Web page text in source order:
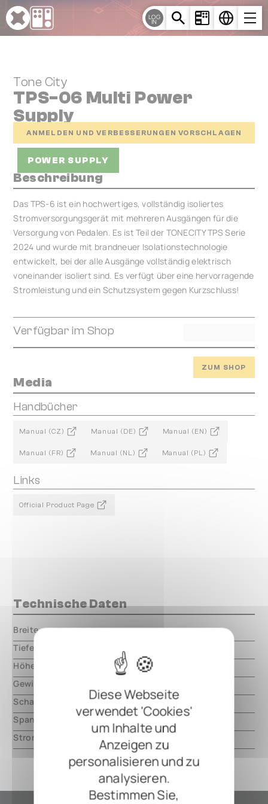
Cookie-Einstellungen
Diese Webseite
verwendet 'Cookies'
um Inhalte und
Anzeigen zu
personalisieren und zu
analysieren.
Bestimmen Sie,
LOG
IN
Tone City
TPS-06 Multi Power
Supply
ANMELDEN UND VERBESSERUNGEN VORSCHLAGEN
POWER SUPPLY
Beschreibung
Das TPS-6 ist ein hochwertiges, vollständig isoliertes
Stromversorgungsgerät mit mehreren Ausgängen für die
Versorgung von Pedalen. Es ist Teil der TONECITY TPS Serie
2024 und wurde mit brandneuer Isolationstechnologie
entwickelt, bei der alle Ausgänge vollständig elektrisch
voneinander isoliert sind. Es verfügt über eine hervorragende
Stromleistung und ein Schutzsystem gegen Kurzschluss!
Verfügbar im Shop
ZUM SHOP
Media
Handbücher
Manual (CZ) Manual (DE) Manual (EN)
Manual (FR) Manual (NL) Manual (PL)
Links
Official Product Page
Technische Daten
Breite
000.00 mm
Tiefe
Höhe
000.00 mm
Gewicht
Schaltungsart
analog
Spannung
12V DC, center negative
Strom
3000mA